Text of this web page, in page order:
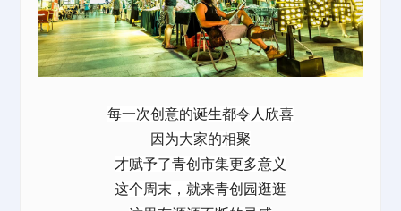
每一次创意的诞生都令人欣喜
因为大家的相聚
才赋予了青创市集更多意义
这个周末，就来青创园逛逛